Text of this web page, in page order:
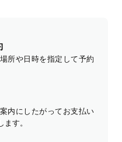
所や日時を指定して予約
内にしたがってお支払い
す。